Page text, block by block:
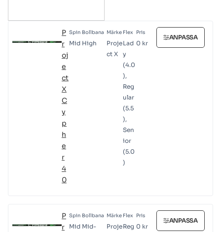
P
r
oj
e
ct
X
C
y
p
h
e
r
4
0
Spin
Mid
Bollbana
High
Märke
Proje
ct X
Flex
Lad
y
(4.0
),
Reg
ular
(5.5
),
Sen
ior
(5.0
)
Pris
0 kr
ANPASSA
P
r
Spin
Mid
Bollbana
Mid-
Märke
Proje
Flex
Reg
Pris
0 kr
ANPASSA